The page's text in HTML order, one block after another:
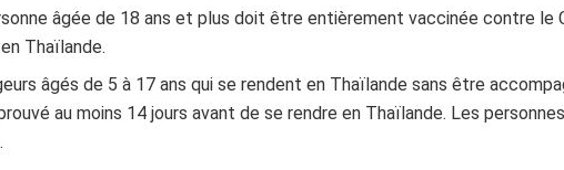
âgée de 18 ans et plus doit être entièrement vaccinée contre le
Thaïlande.
âgés de 5 à 17 ans qui se rendent en Thaïlande sans être
au moins 14 jours avant de se rendre en Thaïlande. Les